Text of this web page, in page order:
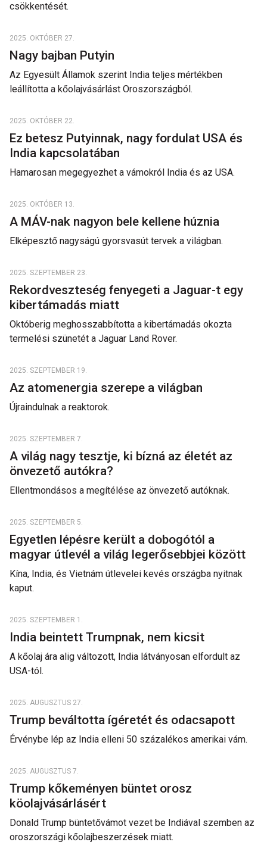
csökkentését.
2025. OKTÓBER 27.
Nagy bajban Putyin
Az Egyesült Államok szerint India teljes mértékben
leállította a kőolajvásárlást Oroszországból.
2025. OKTÓBER 22.
Ez betesz Putyinnak, nagy fordulat USA és
India kapcsolatában
Hamarosan megegyezhet a vámokról India és az USA.
2025. OKTÓBER 13.
A MÁV-nak nagyon bele kellene húznia
Elképesztő nagyságú gyorsvasút tervek a világban.
2025. SZEPTEMBER 23.
Rekordveszteség fenyegeti a Jaguar-t egy
kibertámadás miatt
Októberig meghosszabbította a kibertámadás okozta
termelési szünetét a Jaguar Land Rover.
2025. SZEPTEMBER 19.
Az atomenergia szerepe a világban
Újraindulnak a reaktorok.
2025. SZEPTEMBER 7.
A világ nagy tesztje, ki bízná az életét az
önvezető autókra?
Ellentmondásos a megítélése az önvezető autóknak.
2025. SZEPTEMBER 5.
Egyetlen lépésre került a dobogótól a
magyar útlevél a világ legerősebbjei között
Kína, India, és Vietnám útlevelei kevés országba nyitnak
kaput.
2025. SZEPTEMBER 1.
India beintett Trumpnak, nem kicsit
A kőolaj ára alig változott, India látványosan elfordult az
USA-tól.
2025. AUGUSZTUS 27.
Trump beváltotta ígéretét és odacsapott
Érvénybe lép az India elleni 50 százalékos amerikai vám.
2025. AUGUSZTUS 7.
Trump kőkeményen büntet orosz
köolajvásárlásért
Donald Trump büntetővámot vezet be Indiával szemben az
oroszországi kőolajbeszerzések miatt.